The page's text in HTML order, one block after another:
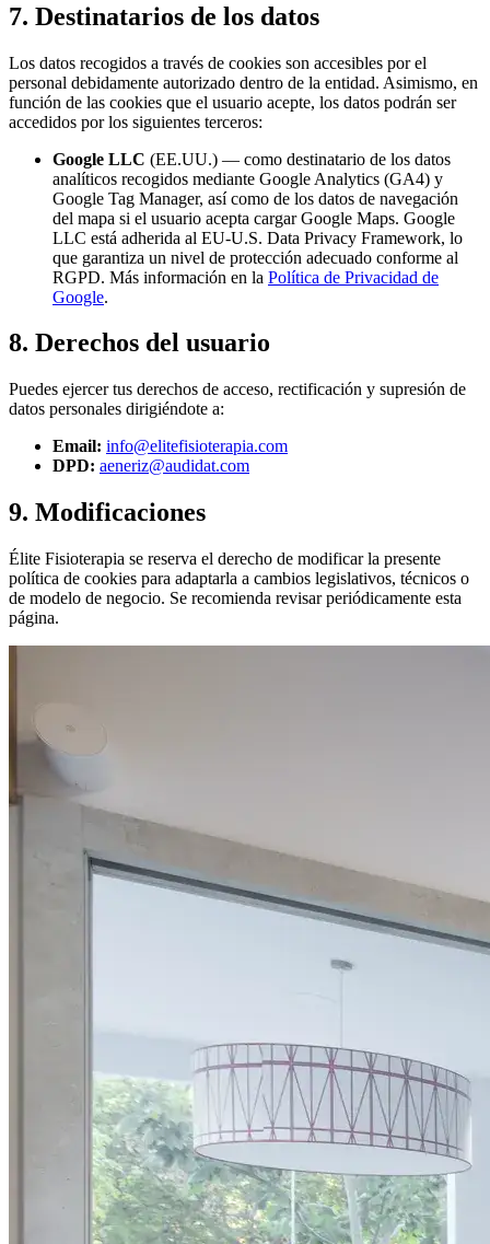
7. Destinatarios de los datos
Los datos recogidos a través de cookies son accesibles por el
personal debidamente autorizado dentro de la entidad. Asimismo, en
función de las cookies que el usuario acepte, los datos podrán ser
accedidos por los siguientes terceros:
Google LLC (EE.UU.) — como destinatario de los datos
analíticos recogidos mediante Google Analytics (GA4) y
Google Tag Manager, así como de los datos de navegación
del mapa si el usuario acepta cargar Google Maps. Google
LLC está adherida al EU-U.S. Data Privacy Framework, lo
que garantiza un nivel de protección adecuado conforme al
RGPD. Más información en la Política de Privacidad de
Google.
8. Derechos del usuario
Puedes ejercer tus derechos de acceso, rectificación y supresión de
datos personales dirigiéndote a:
Email: info@elitefisioterapia.com
DPD: aeneriz@audidat.com
9. Modificaciones
Élite Fisioterapia se reserva el derecho de modificar la presente
política de cookies para adaptarla a cambios legislativos, técnicos o
de modelo de negocio. Se recomienda revisar periódicamente esta
página.